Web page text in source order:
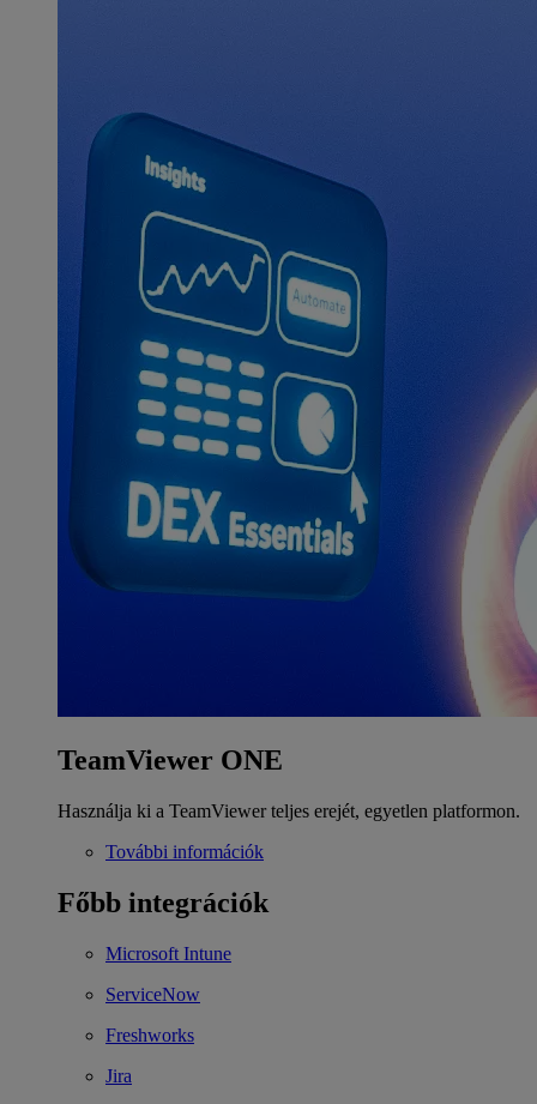
TeamViewer ONE
Használja ki a TeamViewer teljes erejét, egyetlen platformon.
További információk
Főbb integrációk
Microsoft Intune
ServiceNow
Freshworks
Jira